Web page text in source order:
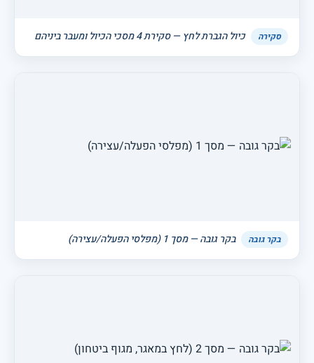
סקירה כיול הגברת לחץ — סקירת 4 מסכי הכיול ומעבר ביניהם
בקר גובה בקר גובה — מסך 1 (מפלסי הפעלה/עצירה)